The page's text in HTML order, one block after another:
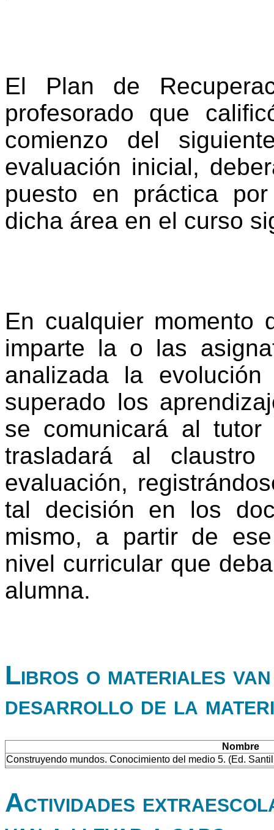
El Plan de
profesorado que
comienzo del
evaluación inicial,
puesto en práctica
dicha área en el curso
En cualquier momento
imparte la o las
analizada la
superado los
se comunicará al
trasladará al
evaluación,
tal decisión en los
mismo, a partir de
nivel curricular que
alumna.
Libros o materiales
desarrollo de la
Nombre
Construyendo mundos. Conocimiento del medio 5. (Ed.
Actividades